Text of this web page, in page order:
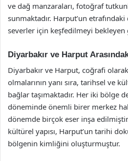
ve dağ manzaraları, fotoğraf
sunmaktadır. Harput’un
severler için keşfedilmeyi bekleyen
Diyarbakır ve Harput
Diyarbakır ve Harput, coğrafi
olmalarının yanı sıra, tarihsel ve
bağlar taşımaktadır. Her iki bölge
döneminde önemli birer merkez
dönemde birçok eser inşa
kültürel yapısı, Harput’un tarihi
bölgenin kimliğini oluşturmuştur.